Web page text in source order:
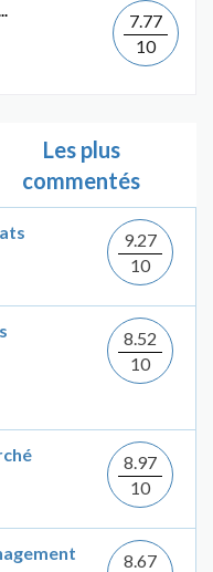
7.77
10
Les plus
commentés
9.27
10
8.52
10
8.97
10
8.67